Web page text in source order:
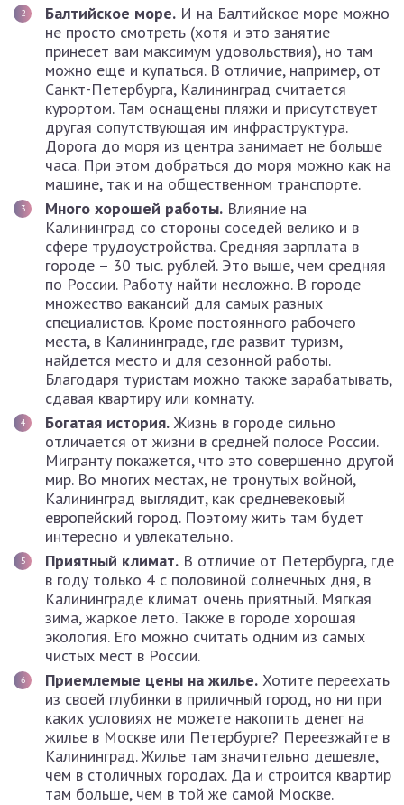
Балтийское море. И на Балтийское море можно
не просто смотреть (хотя и это занятие
принесет вам максимум удовольствия), но там
можно еще и купаться. В отличие, например, от
Санкт-Петербурга, Калининград считается
курортом. Там оснащены пляжи и присутствует
другая сопутствующая им инфраструктура.
Дорога до моря из центра занимает не больше
часа. При этом добраться до моря можно как на
машине, так и на общественном транспорте.
Много хорошей работы. Влияние на
Калининград со стороны соседей велико и в
сфере трудоустройства. Средняя зарплата в
городе – 30 тыс. рублей. Это выше, чем средняя
по России. Работу найти несложно. В городе
множество вакансий для самых разных
специалистов. Кроме постоянного рабочего
места, в Калининграде, где развит туризм,
найдется место и для сезонной работы.
Благодаря туристам можно также зарабатывать,
сдавая квартиру или комнату.
Богатая история.Жизнь в городе сильно
отличается от жизни в средней полосе России.
Мигранту покажется, что это совершенно другой
мир. Во многих местах, не тронутых войной,
Калининград выглядит, как средневековый
европейский город. Поэтому жить там будет
интересно и увлекательно.
Приятный климат. В отличие от Петербурга, где
в году только 4 с половиной солнечных дня, в
Калининграде климат очень приятный. Мягкая
зима, жаркое лето. Также в городе хорошая
экология. Его можно считать одним из самых
чистых мест в России.
Приемлемые цены на жилье. Хотите переехать
из своей глубинки в приличный город, но ни при
каких условиях не можете накопить денег на
жилье в Москве или Петербурге? Переезжайте в
Калининград. Жилье там значительно дешевле,
чем в столичных городах. Да и строится квартир
там больше, чем в той же самой Москве.